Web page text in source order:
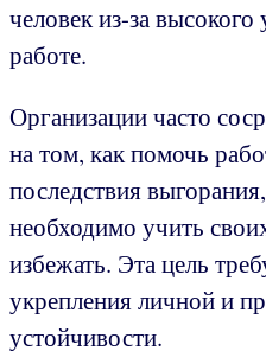
человек из-за высокого
работе.
Организации часто
на том, как помочь
последствия
необходимо учить
избежать. Эта цель
укрепления личной и
устойчивости.